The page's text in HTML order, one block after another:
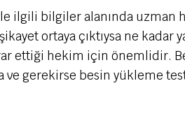
ilgili bilgiler alanında uzman
ortaya çıktıysa ne kadar
ettiği hekim için önemlidir.
gerekirse besin yükleme